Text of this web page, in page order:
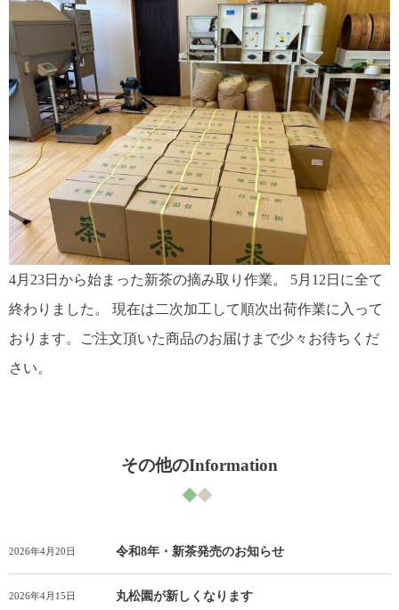
4月23日から始まった新茶の摘み取り作業。 5月12日に全て
終わりました。 現在は二次加工して順次出荷作業に入って
おります。ご注文頂いた商品のお届けまで少々お待ちくだ
さい。
その他のInformation
2026年4月20日 令和8年・新茶発売のお知らせ
2026年4月15日 丸松園が新しくなります